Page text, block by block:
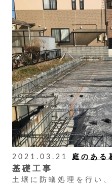
2021.03.21 庭のある
基礎工事
土壌に防蟻処理を行い